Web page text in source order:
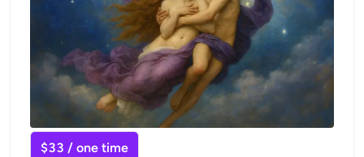
$33 / one time